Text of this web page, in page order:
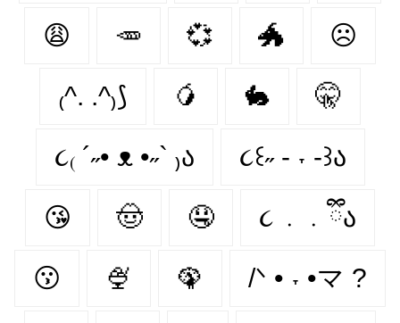
😩 🥕 💞 🐲 ☹
₍^. .^₎⟆ 🥭 🐇 🤫
૮₍ ´˶• ᴥ •˶` ₎ა ૮꒰˶ - ˕ -꒱ა
😘 🤠 🤤 ૮ ․ ․ ྀིა
😗 🍨 🦚 /ᐠ • ˕ •マ ?